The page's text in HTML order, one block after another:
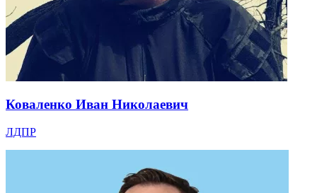
Коваленко Иван Николаевич
ЛДПР